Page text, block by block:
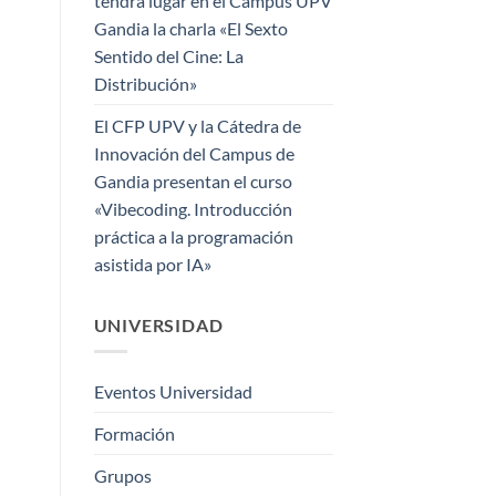
Gandia la charla «El Sexto
Sentido del Cine: La
Distribución»
El CFP UPV y la Cátedra de
Innovación del Campus de
Gandia presentan el curso
«Vibecoding. Introducción
práctica a la programación
asistida por IA»
UNIVERSIDAD
Eventos Universidad
Formación
Grupos